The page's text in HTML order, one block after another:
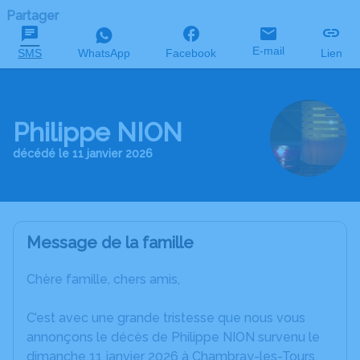
Partager
SMS WhatsApp Facebook E-mail Lien
Philippe NION
décédé le 11 janvier 2026
Message de la famille
Chère famille, chers amis,
C’est avec une grande tristesse que nous vous
annonçons le décès de Philippe NION survenu le
dimanche 11 janvier 2026 à Chambray-les-Tours.